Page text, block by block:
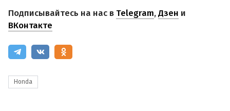
Подписывайтесь на нас в Telegram,Дзен и
ВКонтакте
Honda